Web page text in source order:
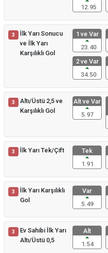
12.95
3
İlk Yarı Sonucu
ve İlk Yarı
Karşılıklı Gol
1 ve Var
23.40
2 ve Var
34.50
3
Altı/Üstü 2,5 ve
Karşılıklı Gol
Alt ve Var
5.97
3 İlk Yarı Tek/Çift
Tek
1.91
3
İlk Yarı Karşılıklı
Gol
Var
5.49
3
Ev Sahibi İlk Yarı
Altı/Üstü 0,5
Alt
1.54